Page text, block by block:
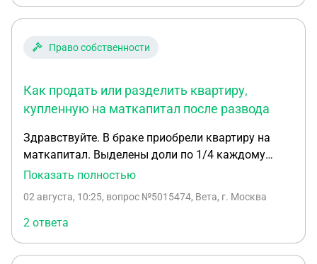
Право собственности
Как продать или разделить квартиру,
купленную на маткапитал после развода
Здравствуйте. В браке приобрели квартиру на
маткапитал. Выделены доли по 1/4 каждому
члену(2 детей). 8 лет назад развелись, детям 22 и
жили с матерью. С отцом не общались. Алименты
платил. Как можно подать на раздел этой
квартиры или продать. Бывший муж
отказывается от продажи своей доли. Жить с ним
Показать полностью
02 августа, 10:25, вопрос №5015474, Вета, г. Москва
2 ответа